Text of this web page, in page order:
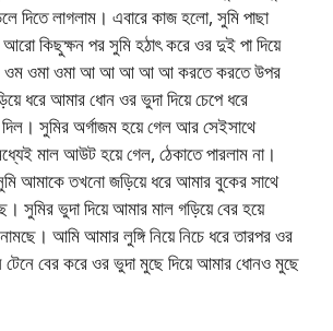
দিতে লাগলাম। এবারে কাজ হলো, সুমি পাছা
কিছুক্ষন পর সুমি হঠাৎ করে ওর দুই পা দিয়ে
ওম ওমা ওমা আ আ আ আ আ করতে করতে উপর
ধরে আমার ধোন ওর ভুদা দিয়ে চেপে ধরে
সুমির অর্গাজম হয়ে গেল আর সেইসাথে
মাল আউট হয়ে গেল, ঠেকাতে পারলাম না।
আমাকে তখনো জড়িয়ে ধরে আমার বুকের সাথে
সুমির ভুদা দিয়ে আমার মাল গড়িয়ে বের হয়ে
আমি আমার লুঙ্গি নিয়ে নিচে ধরে তারপর ওর
বের করে ওর ভুদা মুছে দিয়ে আমার ধোনও মুছে